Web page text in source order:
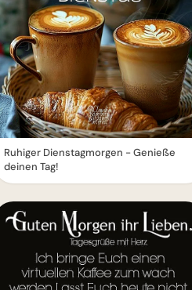
Ruhiger Dienstagmorgen - Genieße
deinen Tag!